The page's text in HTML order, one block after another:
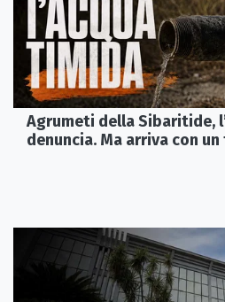
Agrumeti della Sibaritide,
denuncia. Ma arriva con